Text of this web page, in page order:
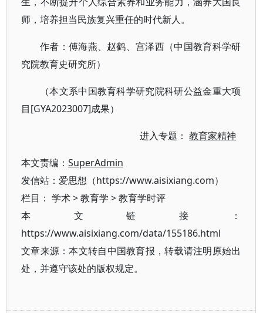
师，培养担当民族复兴重任的时代新人。
作者：傅海燕、赵鹤、宫泽西（中国教育科学研
究院教育史研究所）
（本文系中国教育科学研究院科研公益金重大项
目[GYA2023007]成果）
进入专题：教育家精神
本文责编： SuperAdmin
发信站：爱思想（https://www.aisixiang.com）
栏目： 学术>教育学 >教育学时评
本文链接：
https://www.aisixiang.com/data/155186.html
文章来源：本文转自中国教育报，转载请注明原始出
处，并遵守该处的版权规定。